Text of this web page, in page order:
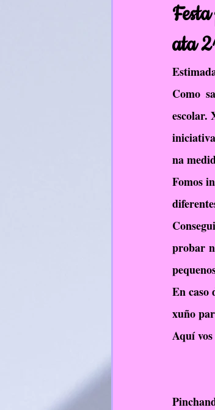
Música
ata
Como
escolar.
na
Fomos
probar
En caso
xuño
Aquí